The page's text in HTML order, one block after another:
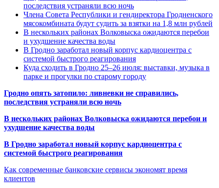
последствия устраняли всю ночь
Члена Совета Республики и гендиректора Гродненского
мясокомбината будут судить за взятки на 1,8 млн рублей
В нескольких районах Волковыска ожидаются перебои
и ухудшение качества воды
В Гродно заработал новый корпус кардиоцентра с
системой быстрого реагирования
Куда сходить в Гродно 25–26 июля: выставки, музыка в
парке и прогулки по старому городу
Гродно опять затопило: ливневки не справились,
последствия устраняли всю ночь
В нескольких районах Волковыска ожидаются перебои и
ухудшение качества воды
В Гродно заработал новый корпус кардиоцентра с
системой быстрого реагирования
Как современные банковские сервисы экономят время
клиентов